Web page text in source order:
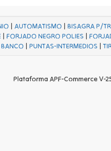
| AUTOMATISMO | BISAGRA P/
|FORJADO NEGRO POLIES |
| PUNTAS-INTERMEDIOS |
Plataforma APF-Commerce V-